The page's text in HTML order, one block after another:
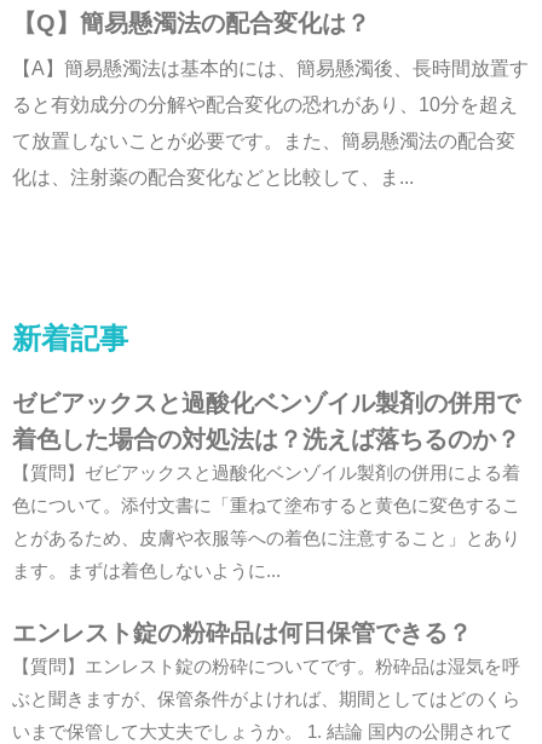
【Q】簡易懸濁法の配合変化は？
【A】簡易懸濁法は基本的には、簡易懸濁後、長時間放置す
ると有効成分の分解や配合変化の恐れがあり、10分を超え
て放置しないことが必要です。また、簡易懸濁法の配合変
化は、注射薬の配合変化などと比較して、ま...
新着記事
ゼビアックスと過酸化ベンゾイル製剤の併用で
着色した場合の対処法は？洗えば落ちるのか？
【質問】ゼビアックスと過酸化ベンゾイル製剤の併用による着
色について。添付文書に「重ねて塗布すると黄色に変色するこ
とがあるため、皮膚や衣服等への着色に注意すること」とあり
ます。まずは着色しないように...
エンレスト錠の粉砕品は何日保管できる？
【質問】エンレスト錠の粉砕についてです。粉砕品は湿気を呼
ぶと聞きますが、保管条件がよければ、期間としてはどのくら
いまで保管して大丈夫でしょうか。 1. 結論 国内の公開されて